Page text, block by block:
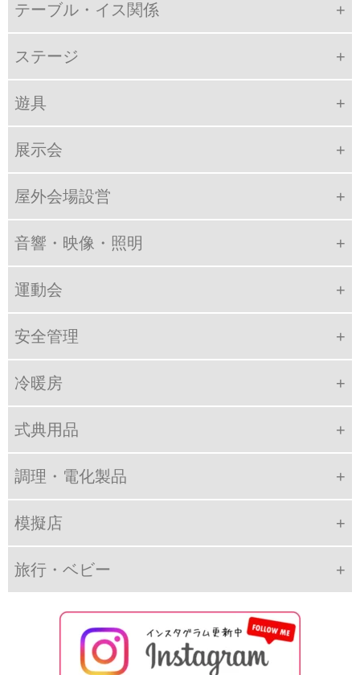
テーブル・イス関係
ステージ
遊具
展示会
屋外会場設営
音響・映像・照明
運動会
安全管理
冷暖房
式典用品
調理・電化製品
模擬店
旅行・ベビー